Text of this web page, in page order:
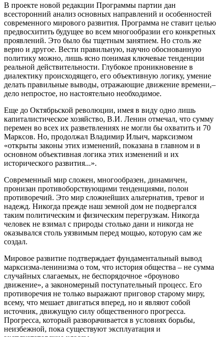
В проекте новой редакции Программы партии дан
всесторонний анализ основных направлений и особенностей
современного мирового развития. Программа не ставит целью
предвосхитить будущее во всем многообразии его конкретных
проявлений. Это было бы тщетным занятием. Но столь же
верно и другое. Вести правильную, научно обоснованную
политику можно, лишь ясно понимая ключевые тенденции
реальной действительности. Глубокое проникновение в
диалектику происходящего, его объективную логику, умение
делать правильные выводы, отражающие движение времени,–
дело непростое, но настоятельно необходимое.
Еще до Октябрьской революции, имея в виду одно лишь
капиталистическое хозяйство, В.И. Ленин отмечал, что сумму
перемен во всех их разветвлениях не могли бы охватить и 70
Марксов. Но, продолжал Владимир Ильич, марксизмом
«открыты законы этих изменений, показана в главном и в
основном объективная логика этих изменений и их
исторического развития...».
Современный мир сложен, многообразен, динамичен,
пронизан противоборствующими тенденциями, полон
противоречий. Это мир сложнейших альтернатив, тревог и
надежд. Никогда прежде наш земной дом не подвергался
таким политическим и физическим перегрузкам. Никогда
человек не взимал с природы столько дани и никогда не
оказывался столь уязвимым перед мощью, которую сам же
создал.
Мировое развитие подтверждает фундаментальный вывод
марксизма-ленинизма о том, что история общества – не сумма
случайных слагаемых, не беспорядочное «броуново
движение», а закономерный поступательный процесс. Его
противоречия не только выражают приговор старому миру,
всему, что мешает двигаться вперед, но и являют собой
источник, движущую силу общественного прогресса.
Прогресса, который разворачивается в условиях борьбы,
неизбежной, пока существуют эксплуатация и